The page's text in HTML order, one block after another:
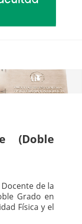
(Doble
de la
Grado en
Física y el